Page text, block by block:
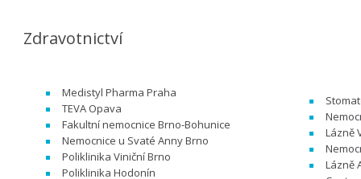
Zdravotnictví
Medistyl Pharma Praha
TEVA Opava
Fakultní nemocnice Brno-Bohunice
Nemocnice u Svaté Anny Brno
Poliklinika Viniční Brno
Poliklinika Hodonín
Lázně
Lázně